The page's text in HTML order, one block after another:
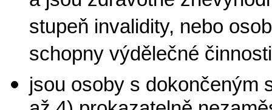
stupeň invalidity, nebo
schopny výdělečné
jsou osoby s dokončeným